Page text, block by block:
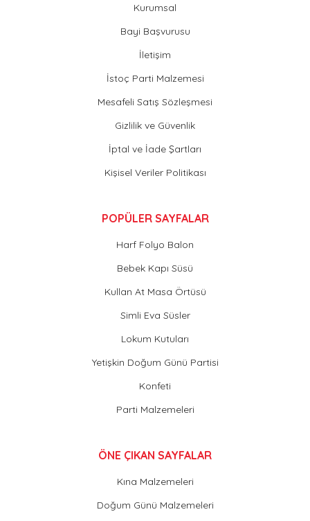
Kurumsal
Bayi Başvurusu
İletişim
İstoç Parti Malzemesi
Mesafeli Satış Sözleşmesi
Gizlilik ve Güvenlik
İptal ve İade Şartları
Kişisel Veriler Politikası
POPÜLER SAYFALAR
Harf Folyo Balon
Bebek Kapı Süsü
Kullan At Masa Örtüsü
Simli Eva Süsler
Lokum Kutuları
Yetişkin Doğum Günü Partisi
Konfeti
Parti Malzemeleri
ÖNE ÇIKAN SAYFALAR
Kına Malzemeleri
Doğum Günü Malzemeleri